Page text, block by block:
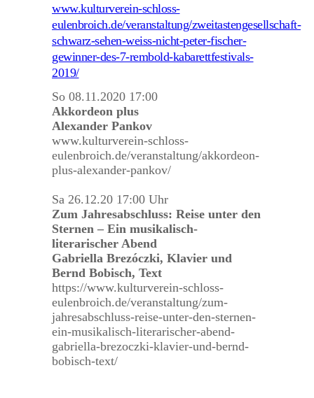
www.kulturverein-schloss-
eulenbroich.de/veranstaltung/zweitastengesellschaft-
schwarz-sehen-weiss-nicht-peter-fischer-
gewinner-des-7-rembold-kabarettfestivals-
2019/
So 08.11.2020 17:00
Akkordeon plus
Alexander Pankov
www.kulturverein-schloss-
eulenbroich.de/veranstaltung/akkordeon-
plus-alexander-pankov/
Sa 26.12.20 17:00 Uhr
Zum Jahresabschluss: Reise unter den
Sternen – Ein musikalisch-
literarischer Abend
Gabriella Brezóczki, Klavier und
Bernd Bobisch, Text
https://www.kulturverein-schloss-
eulenbroich.de/veranstaltung/zum-
jahresabschluss-reise-unter-den-sternen-
ein-musikalisch-literarischer-abend-
gabriella-brezoczki-klavier-und-bernd-
bobisch-text/